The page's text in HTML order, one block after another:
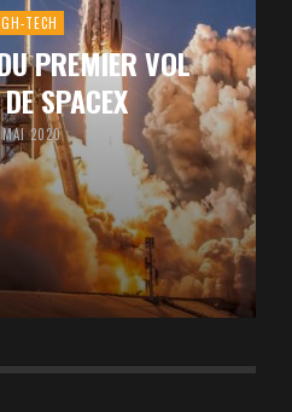
TECH
PREMIER VOL
SPACEX
2020